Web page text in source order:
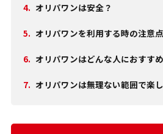
4. オリパワンは安全？
5. オリパワンを利用する時の注意点
6. オリパワンはどんな人におすす
7. オリパワンは無理ない範囲で楽